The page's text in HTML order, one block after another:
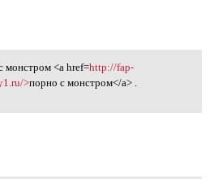
монстром <a href=http
монстром <a href=http://fap-
>порно с монстром</a> .